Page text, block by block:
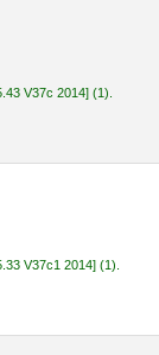
V37c 2014] (1).
V37c1 2014] (1).